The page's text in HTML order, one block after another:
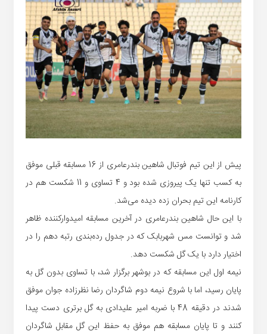
پیش از این تیم فوتبال شاهین بندرعامری از 16 مسابقه قبلی موفق
به کسب تنها یک پیروزی شده بود و 4 تساوی و 11 شکست هم در
کارنامه این تیم بحران زده دیده می‌شد.
با این حال شاهین بندرعامری در آخرین مسابقه امیدوارکننده ظاهر
شد و توانست مس شهربابک که در جدول رده‌بندی رتبه دهم را در
اختیار دارد با یک گل شکست دهد.
نیمه اول این مسابقه که در بوشهر برگزار شد، با تساوی بدون گل به
پایان رسید، اما با شروع نیمه دوم شاگردان رضا نظرزاده جوان موفق
شدند در دقیقه 48 با ضربه امیر علیدادی به گل برتری دست پیدا
کنند و تا پایان مسابقه هم موفق به حفظ این گل مقابل شاگردان